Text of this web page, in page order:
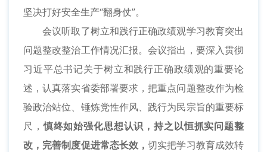
坚决打好安全生产“翻身仗”。
会议听取了树立和践行正确政绩观学习教育突出
问题整改整治工作情况汇报。会议指出，要深入贯彻
习近平总书记关于树立和践行正确政绩观的重要论
述，认真落实省委部署要求，把重点问题整改作为检
验政治站位、锤炼党性作风、践行为民宗旨的重要标
尺，慎终如始强化思想认识，持之以恒抓实问题整
改，完善制度促进常态长效，切实把学习教育成效转